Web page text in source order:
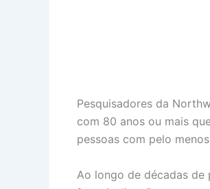
Pesquisadores da
com 80 anos ou mais
pessoas com pelo
Ao longo de décadas